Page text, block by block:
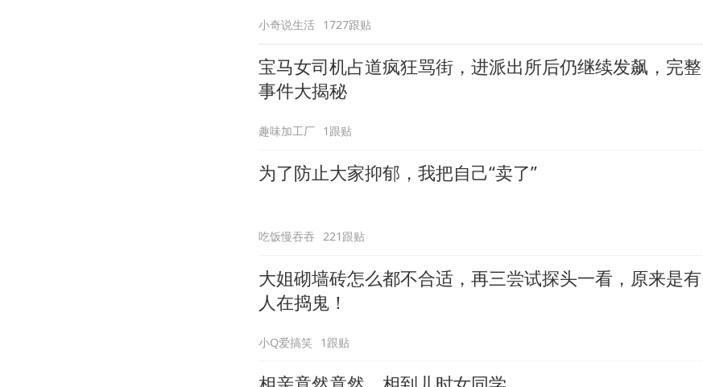
小奇说生活 1727跟贴
宝马女司机占道疯狂骂街，进派出所后仍继续发飙，完整
事件大揭秘
趣味加工厂 1跟贴
为了防止大家抑郁，我把自己“卖了”
吃饭慢吞吞 221跟贴
大姐砌墙砖怎么都不合适，再三尝试探头一看，原来是有
人在捣鬼！
小Q爱搞笑 1跟贴